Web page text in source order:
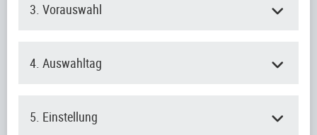
3. Vorauswahl
4. Auswahltag
5. Einstellung